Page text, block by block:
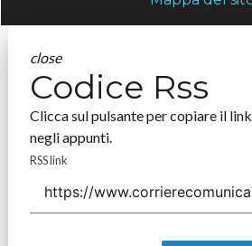
close
Codice Rss
Clicca sul pulsante per copiare il link
negli appunti.
RSS link